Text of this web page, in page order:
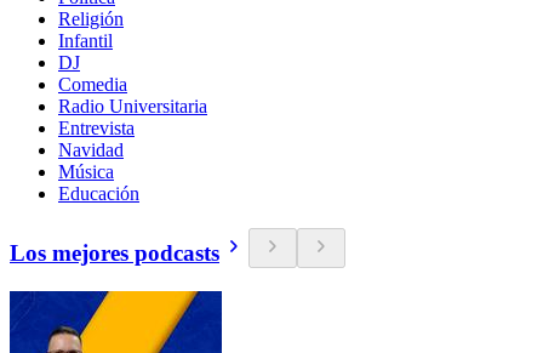
Religión
Infantil
DJ
Comedia
Radio Universitaria
Entrevista
Navidad
Música
Educación
Los mejores podcasts